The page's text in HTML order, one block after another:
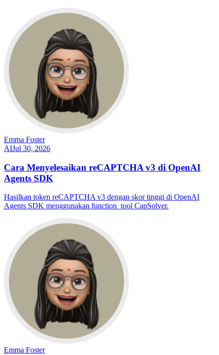
Emma Foster
AIJul 30, 2026
Cara Menyelesaikan reCAPTCHA v3 di OpenAI
Agents SDK
Hasilkan token reCAPTCHA v3 dengan skor tinggi di OpenAI
Agents SDK menggunakan function_tool CapSolver.
Emma Foster